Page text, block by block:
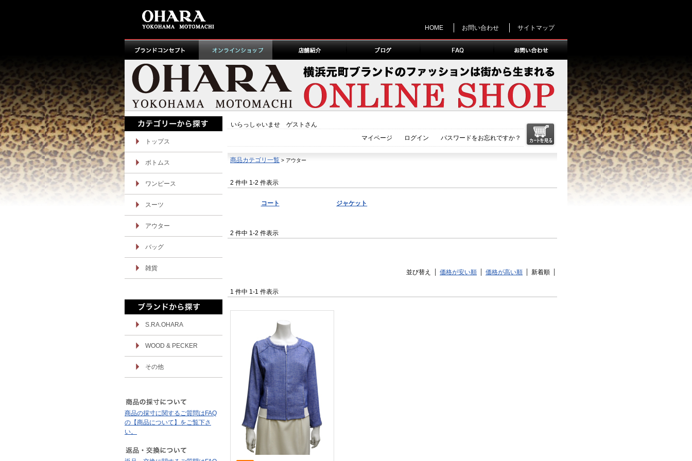
HOME お問い合わせ サイトマップ
トップス
ボトムス
ワンピース
スーツ
アウター
バッグ
雑貨
S.RA.OHARA
WOOD & PECKER
その他
商品の採寸に関するご質問はFAQ
の【商品について】をご覧下さ
い。
いらっしゃいませ ゲストさん
マイページ
ログイン パスワードをお忘れですか？
商品カテゴリ一覧 > アウター
2 件中 1-2 件表示
コート ジャケット
2 件中 1-2 件表示
並び替え 価格が安い順 価格が高い順 新着順
1 件中 1-1 件表示